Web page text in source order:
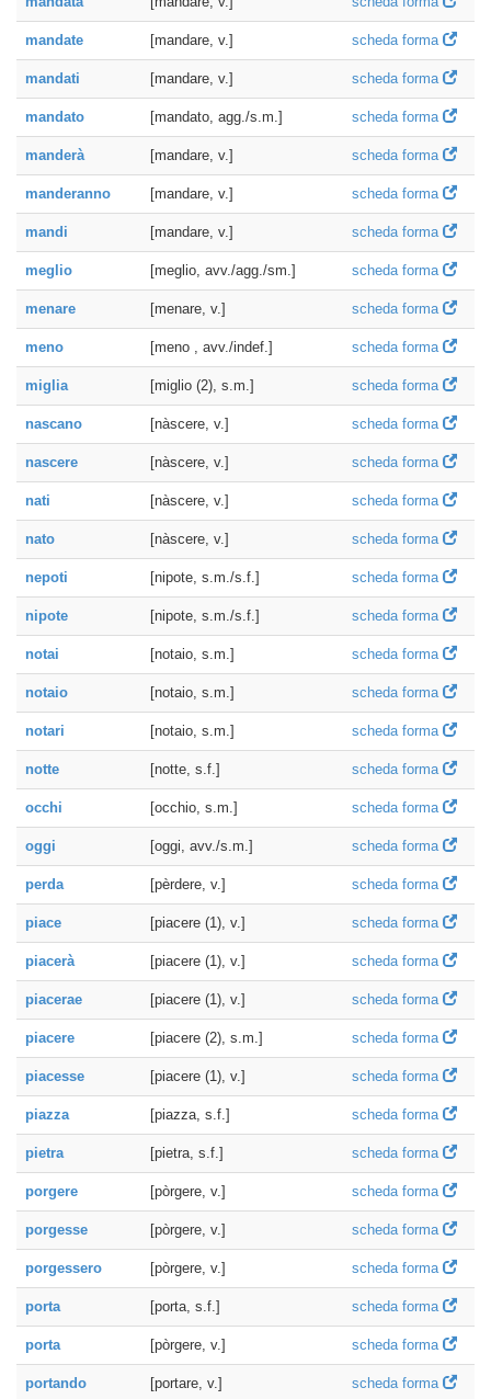
mandate [mandare, v.] scheda forma
mandati [mandare, v.] scheda forma
mandato [mandato, agg./s.m.] scheda forma
manderà [mandare, v.] scheda forma
manderanno [mandare, v.] scheda forma
mandi [mandare, v.] scheda forma
meglio [meglio, avv./agg./sm.] scheda forma
menare [menare, v.] scheda forma
meno [meno , avv./indef.] scheda forma
miglia [miglio (2), s.m.] scheda forma
nascano [nàscere, v.] scheda forma
nascere [nàscere, v.] scheda forma
nati [nàscere, v.] scheda forma
nato [nàscere, v.] scheda forma
nepoti [nipote, s.m./s.f.] scheda forma
nipote [nipote, s.m./s.f.] scheda forma
notai [notaio, s.m.] scheda forma
notaio [notaio, s.m.] scheda forma
notari [notaio, s.m.] scheda forma
notte [notte, s.f.] scheda forma
occhi [occhio, s.m.] scheda forma
oggi [oggi, avv./s.m.] scheda forma
perda [pèrdere, v.] scheda forma
piace [piacere (1), v.] scheda forma
piacerà [piacere (1), v.] scheda forma
piacerae [piacere (1), v.] scheda forma
piacere [piacere (2), s.m.] scheda forma
piacesse [piacere (1), v.] scheda forma
piazza [piazza, s.f.] scheda forma
pietra [pietra, s.f.] scheda forma
porgere [pòrgere, v.] scheda forma
porgesse [pòrgere, v.] scheda forma
porgessero [pòrgere, v.] scheda forma
porta [porta, s.f.] scheda forma
porta [pòrgere, v.] scheda forma
portando [portare, v.] scheda forma